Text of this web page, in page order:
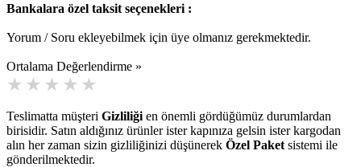
Bankalara özel taksit seçenekleri :
Yorum / Soru ekleyebilmek için üye olmanız gerekmektedir.
Ortalama Değerlendirme »
Teslimatta müşteri Gizliliği en önemli gördüğümüz durumlardan
birisidir. Satın aldığınız ürünler ister kapınıza gelsin ister kargodan
alın her zaman sizin gizliliğinizi düşünerek Özel Paket sistemi ile
gönderilmektedir.